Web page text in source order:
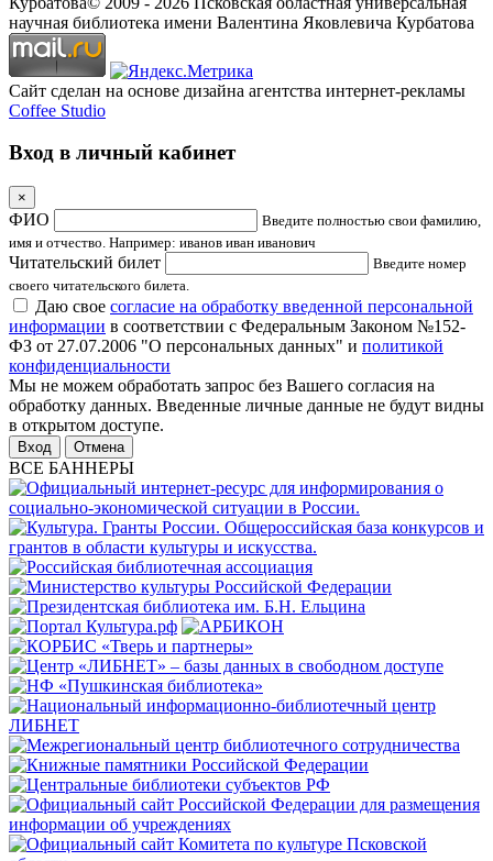
научная библиотека имени Валентина Яковлевича Курбатова
Сайт сделан на основе дизайна агентства интернет-рекламы
Coffee Studio
Вход в личный кабинет
×
ФИО
Введите полностью свои фамилию,
имя и отчество. Например: иванов иван иванович
Читательский билет
Введите номер
своего читательского билета.
Даю свое согласие на обработку введенной персональной
информации в соответствии с Федеральным Законом №152-
ФЗ от 27.07.2006 "О персональных данных" и политикой
конфиденциальности
Мы не можем обработать запрос без Вашего согласия на
обработку данных. Введенные личные данные не будут видны
в открытом доступе.
Отмена
ВСЕ БАННЕРЫ